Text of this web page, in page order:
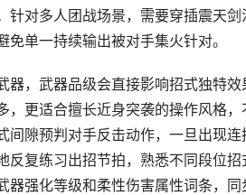
针对多人团战场景，需要穿插震天剑
单一持续输出被对手集火针对。
器，武器品级会直接影响招式独特效
，更适合擅长近身突袭的操作风格，
间隙预判对手反击动作，一旦出现连
反复练习出招节拍，熟悉不同段位招
器强化等级和柔性伤害属性词条，同